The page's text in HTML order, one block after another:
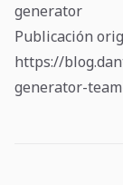
generator
Publicación
https://
generator-